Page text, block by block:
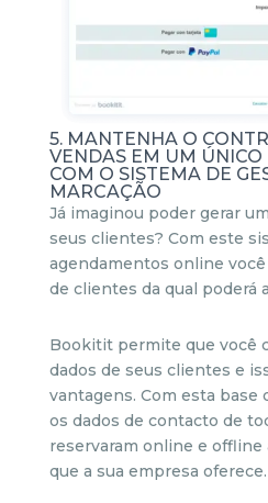
5. MANTENHA O
VENDAS EM UM
COM O SISTEMA DE
MARCAÇÃO
Já imaginou poder gerar
seus clientes? Com este
agendamentos online
de clientes da qual poderá
Bookitit permite que você
dados de seus clientes e
vantagens. Com esta base
os dados de contacto de
reservaram online e offline
que a sua empresa oferece.